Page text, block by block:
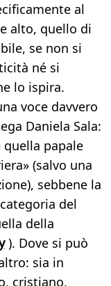
al
alto, quello di
se non si
né si
lo ispira.
voce davvero
Daniela Sala:
quella papale
(salvo una
sebbene la
del
della
). Dove si può
sia in
cristiano,